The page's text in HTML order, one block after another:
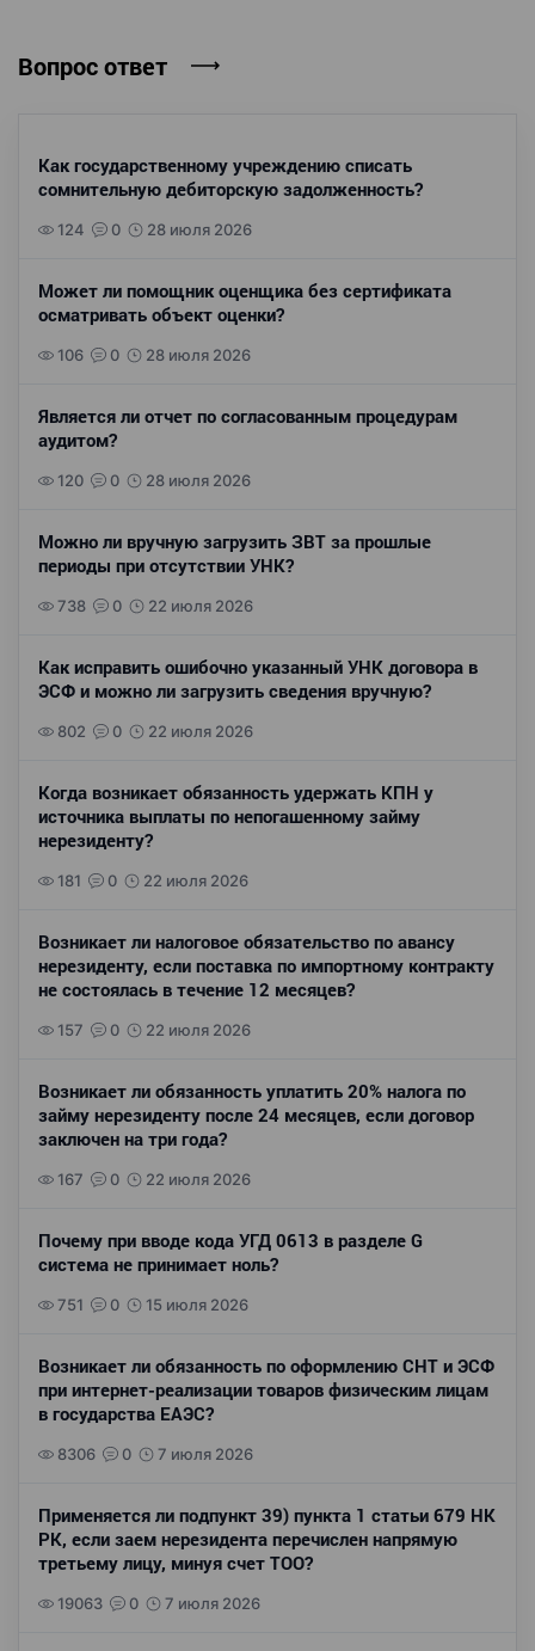
Вопрос ответ
Как государственному учреждению списать
сомнительную дебиторскую задолженность?
124 0 28 июля 2026
Может ли помощник оценщика без сертификата
осматривать объект оценки?
106 0 28 июля 2026
Является ли отчет по согласованным процедурам
аудитом?
120 0 28 июля 2026
Можно ли вручную загрузить ЗВТ за прошлые
периоды при отсутствии УНК?
738 0 22 июля 2026
Как исправить ошибочно указанный УНК договора в
ЭСФ и можно ли загрузить сведения вручную?
802 0 22 июля 2026
Когда возникает обязанность удержать КПН у
источника выплаты по непогашенному займу
нерезиденту?
181 0 22 июля 2026
Возникает ли налоговое обязательство по авансу
нерезиденту, если поставка по импортному контракту
не состоялась в течение 12 месяцев?
157 0 22 июля 2026
Возникает ли обязанность уплатить 20% налога по
займу нерезиденту после 24 месяцев, если договор
заключен на три года?
167 0 22 июля 2026
Почему при вводе кода УГД 0613 в разделе G
система не принимает ноль?
751 0 15 июля 2026
Возникает ли обязанность по оформлению СНТ и ЭСФ
при интернет-реализации товаров физическим лицам
в государства ЕАЭС?
8306 0 7 июля 2026
Применяется ли подпункт 39) пункта 1 статьи 679 НК
РК, если заем нерезидента перечислен напрямую
третьему лицу, минуя счет ТОО?
19063 0 7 июля 2026